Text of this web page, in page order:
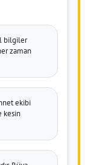
bilgiler
zaman
ekibi
kesin